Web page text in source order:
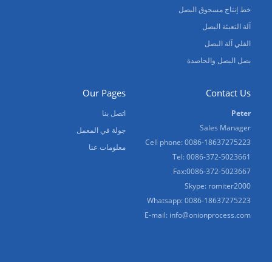
خط إنتاج مسحوق البصل
آلة التعبئة البصل
القلي آلة البصل
بصل البصل والحاصدة
Our Pages
اتصل بنا
جولة في المعمل
معلومات عنا
Contact Us
Peter
Sales Manager
Cell phone: 0086-18637275223
Tel: 0086-372-5023661
Fax:0086-372-5023667
Skype: romiter2000
Whatsapp: 0086-18637275223
E-mail: info@onionprocess.com